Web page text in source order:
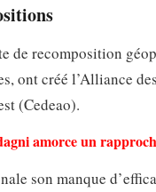
de recomposition
ont créé l’Alliance
(Cedeao).
amorce un
son manque